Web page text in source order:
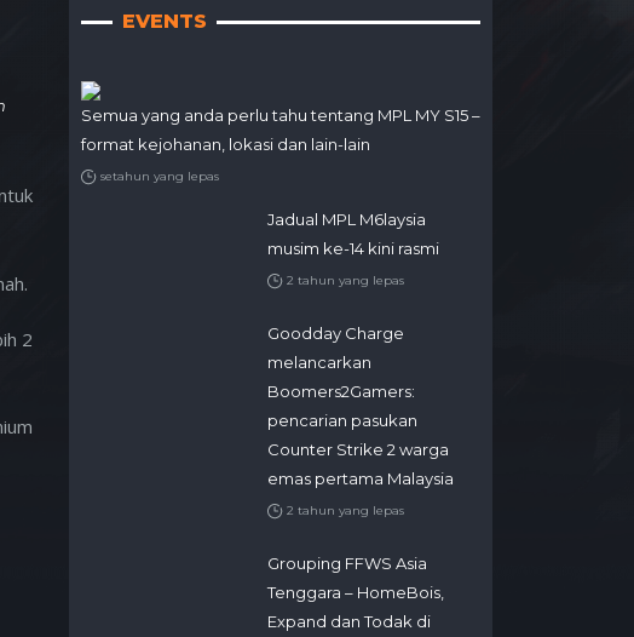
2
EVENTS
Semua yang anda perlu tahu tentang MPL MY S15 –
format kejohanan, lokasi dan lain-lain
setahun yang lepas
Jadual MPL M6laysia
musim ke-14 kini rasmi
2 tahun yang lepas
Goodday Charge
melancarkan
Boomers2Gamers:
pencarian pasukan
Counter Strike 2 warga
emas pertama Malaysia
2 tahun yang lepas
Grouping FFWS Asia
Tenggara – HomeBois,
Expand dan Todak di